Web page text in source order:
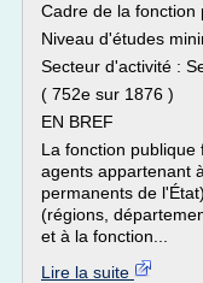
Cadre de la fonction
Niveau d'études
Secteur d'activité :
( 752e sur 1876 )
EN BREF
La fonction
agents appartenant
permanents de
(régions,
et à la fonction...
Lire la suite